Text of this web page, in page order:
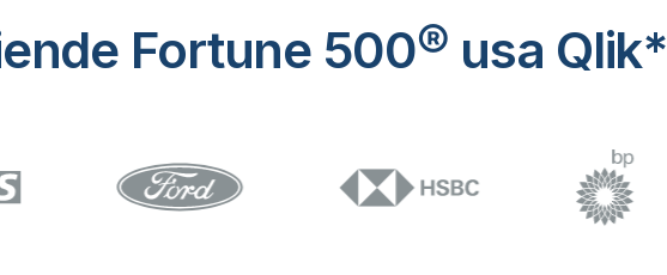
Fortune 500® usa Qlik*